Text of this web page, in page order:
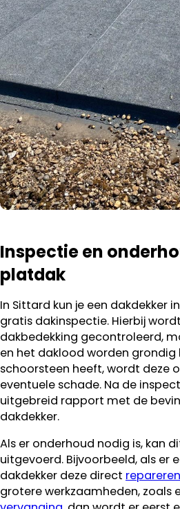
Inspectie en
platdak
In Sittard kun je een dakdekker
gratis dakinspectie. Hierbij
dakbedekking gecontroleerd,
en het daklood worden grondig
schoorsteen heeft, wordt deze
eventuele schade. Na de
uitgebreid rapport met de
dakdekker.
Als er onderhoud nodig is, kan
uitgevoerd. Bijvoorbeeld, als er
dakdekker deze direct repareren
grotere werkzaamheden, zoals